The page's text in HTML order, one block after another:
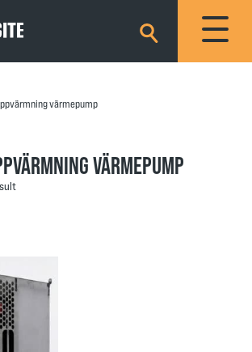
×
värmepump
VÄRMEPUMP